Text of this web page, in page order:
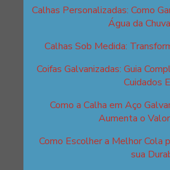
Calhas Personalizadas: Como
Água da
Calhas Sob Medida:
Coifas Galvanizadas: Guia
Cuidados
Como a Calha em Aço
Aumenta o
Como Escolher a Melhor Cola
sua